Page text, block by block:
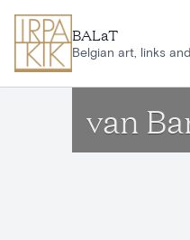
BALaT
Belgian art, links
van